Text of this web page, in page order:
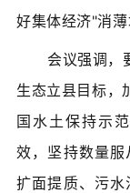
好集体经济"消
会议强调，
生态立县目标，
国水土保持示
效，坚持数量
扩面提质、污